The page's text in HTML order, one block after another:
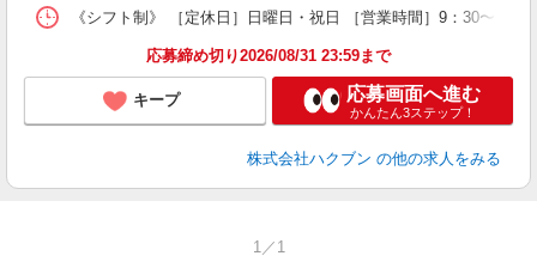
《シフト制》 ［定休日］日曜日・祝日 ［営業時間］9：30〜17
応募締め切り2026/08/31 23:59まで
キープ 応募画面へ進む
かんたん3ステップ！
株式会社ハクブン の他の求人をみる
1／1